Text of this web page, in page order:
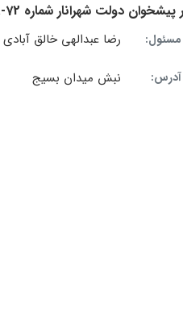
دولت شهرانار شماره 72-29-1086 در استان کرمان
مسئول: رضا عبدالهی خالق آبادی
آدرس: نبش میدان بسیج